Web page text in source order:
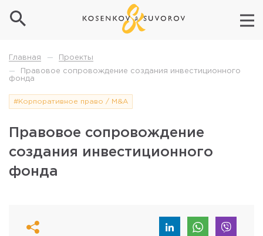
Главная — Проекты
—
Правовое сопровождение создания инвестиционного
фонда
#Корпоративное право / M&A
Правовое сопровождение
создания инвестиционного
фонда